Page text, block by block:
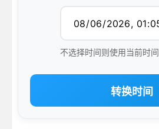
不选择时间则使用当前时间
转换时间